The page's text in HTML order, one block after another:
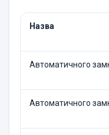
Назва
Автоматичного
Автоматичного